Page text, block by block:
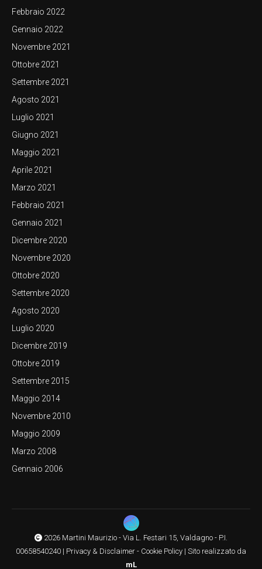
Febbraio 2022
Gennaio 2022
Novembre 2021
Ottobre 2021
Settembre 2021
Agosto 2021
Luglio 2021
Giugno 2021
Maggio 2021
Aprile 2021
Marzo 2021
Febbraio 2021
Gennaio 2021
Dicembre 2020
Novembre 2020
Ottobre 2020
Settembre 2020
Agosto 2020
Luglio 2020
Dicembre 2019
Ottobre 2019
Settembre 2015
Maggio 2014
Novembre 2010
Maggio 2009
Marzo 2008
Gennaio 2006
2026 Martini Maurizio - Via L. Festari 15, Valdagno - P.I.
00658540240 | Privacy & Disclaimer - Cookie Policy | Sito realizzato da
mL